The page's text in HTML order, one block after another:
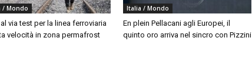
/ Mondo
al via test per la linea ferroviaria
velocità in zona permafrost
Italia / Mondo
En plein Pellacani agli Europei, il
quinto oro arriva nel sincro con Pizzini